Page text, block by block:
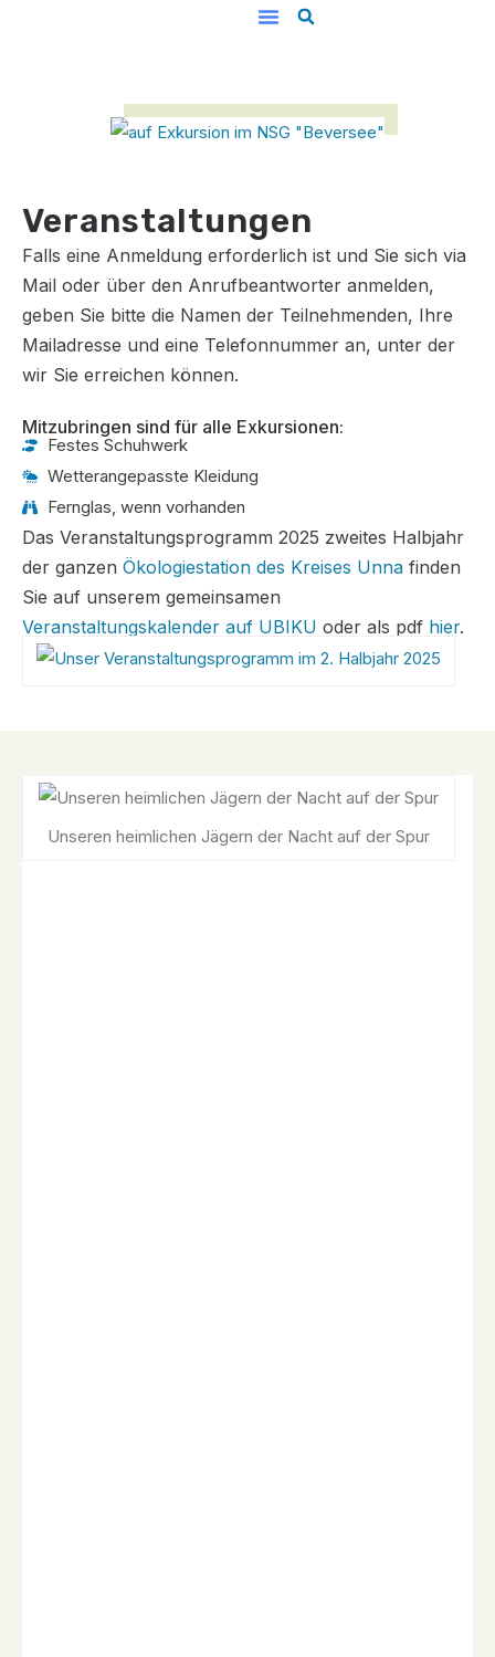
Veranstal­tungen
Falls eine Anmeldung erforderlich ist und Sie sich via
Mail oder über den Anrufbeantworter anmelden,
geben Sie bitte die Namen der Teilnehmenden, Ihre
Mailadresse und eine Telefonnummer an, unter der
wir Sie erreichen können.
Mitzubringen sind für alle Exkursionen:
Festes Schuhwerk
Wetterangepasste Kleidung
Fernglas, wenn vorhanden
Das Veranstaltungsprogramm 2025 zweites Halbjahr
der ganzen Ökologiestation des Kreises Unna finden
Sie auf unserem gemeinsamen
Veranstaltungskalender auf UBIKU oder als pdf hier.
Unseren heimlichen Jägern der Nacht auf der Spur